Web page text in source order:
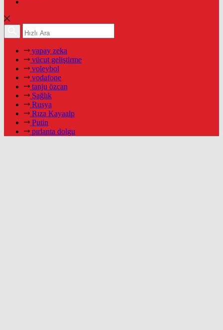
yapay zeka
vücut geliştirme
voleybol
vodafone
tanju özcan
Sağlık
Rusya
Rıza Kayaalp
Putin
pırlanta dolgu